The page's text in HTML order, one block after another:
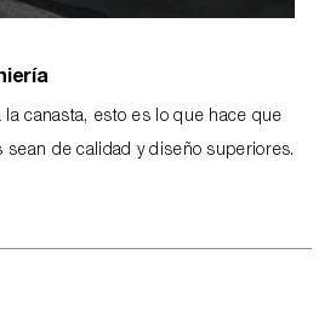
canasta, esto es lo que hace que
sean de calidad y diseño superiores.